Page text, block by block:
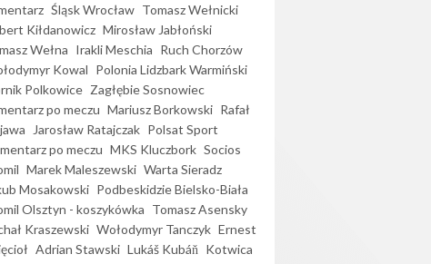
Śląsk Wrocław Tomasz Wełnicki
Kiłdanowicz Mirosław Jabłoński
Wełna Irakli Meschia Ruch Chorzów
Kowal Polonia Lidzbark Warmiński
Polkowice Zagłębie Sosnowiec
po meczu Mariusz Borkowski Rafał
Jarosław Ratajczak Polsat Sport
po meczu MKS Kluczbork Socios
Marek Maleszewski Warta Sieradz
Mosakowski Podbeskidzie Bielsko-Biała
Olsztyn - koszykówka Tomasz Asensky
Kraszewski Wołodymyr Tanczyk Ernest
Adrian Stawski Lukáš Kubáň Kotwica